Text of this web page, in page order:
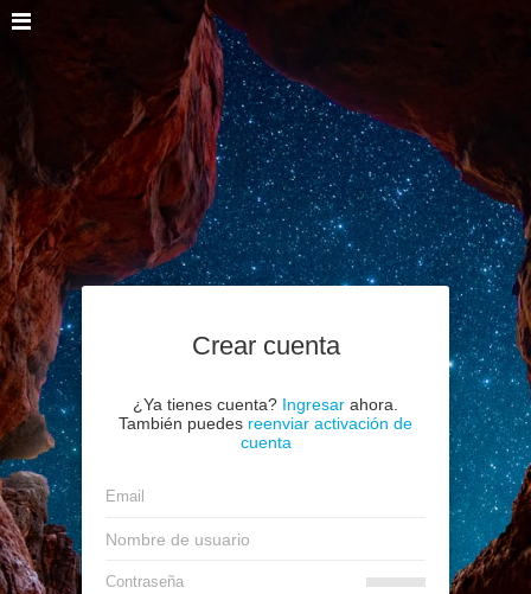
Crear cuenta
¿Ya tienes cuenta? Ingresar ahora.
También puedes reenviar activación de
cuenta